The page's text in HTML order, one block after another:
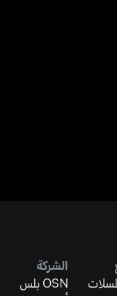
الشركة
OSN بلس